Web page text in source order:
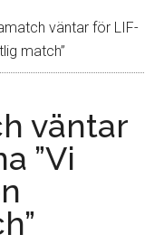
väntar för LIF-
match”
väntar
”Vi